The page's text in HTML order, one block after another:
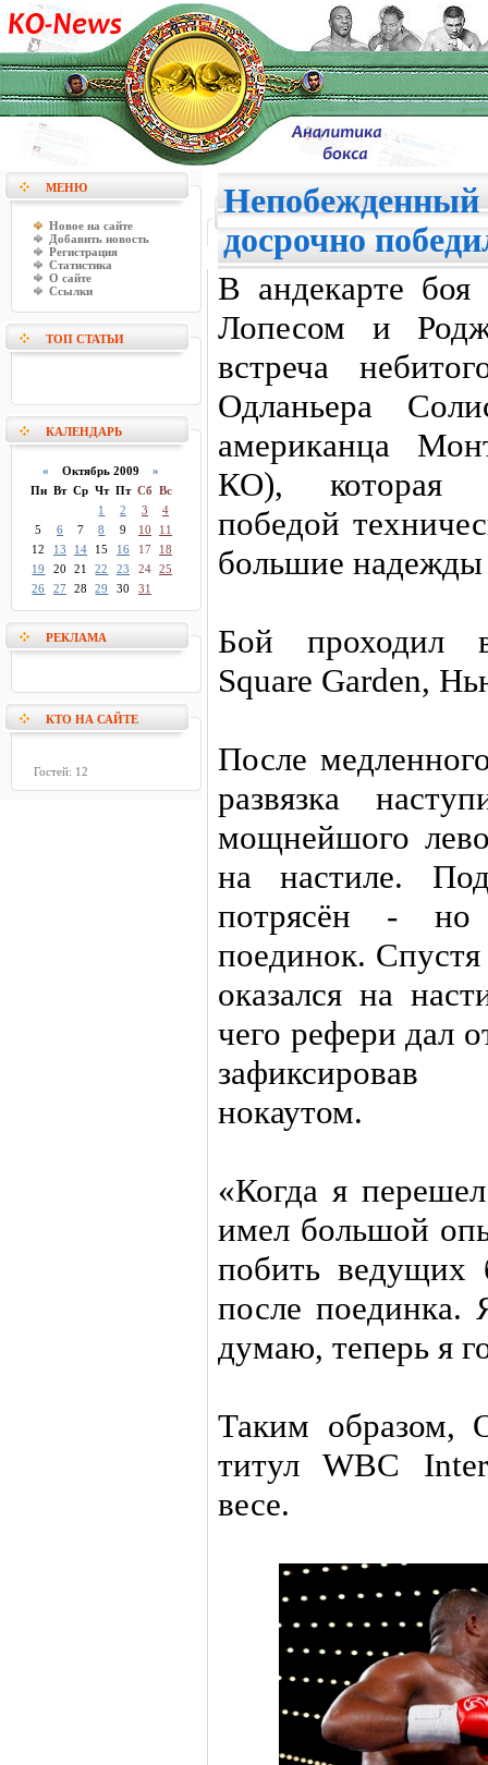
МЕНЮ
Новое на сайте
Добавить новость
Регистрация
Статистика
О сайте
Ссылки
ТОП СТАТЬИ
КАЛЕНДАРЬ
« Октябрь 2009»
Пн Вт Ср Чт Пт Сб Вс
1
2 3
4
5
6 7 8 9 10
11
12
13 14 15 16 17
18
19
20 21 22 23 24 25
26
27 28 29 30 31
РЕКЛАМА
КТО НА САЙТЕ
Гостей: 12
досрочно
В андекарте
Лопесом и
встреча
Одланьера
американца
КО), которая
победой
большие
Бой проходил
Square Garden,
После
развязка
мощнейшого
на настиле.
потрясён - но
поединок. Спустя
оказался на
чего рефери дал
нокаутом.
«Когда я
имел большой
побить ведущих
после поединка.
думаю, теперь я
Таким образом,
титул WBC
весе.